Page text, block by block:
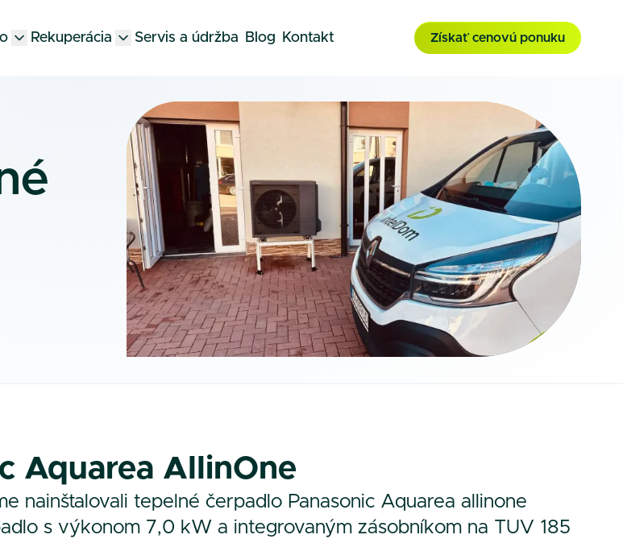
Rekuperácia Servis a údržba Blog Kontakt Získať cenovú ponuku
Aquarea AllinOne
nainštalovali tepelné čerpadlo Panasonic Aquarea allinone
s výkonom 7,0 kW a integrovaným zásobníkom na TUV 185